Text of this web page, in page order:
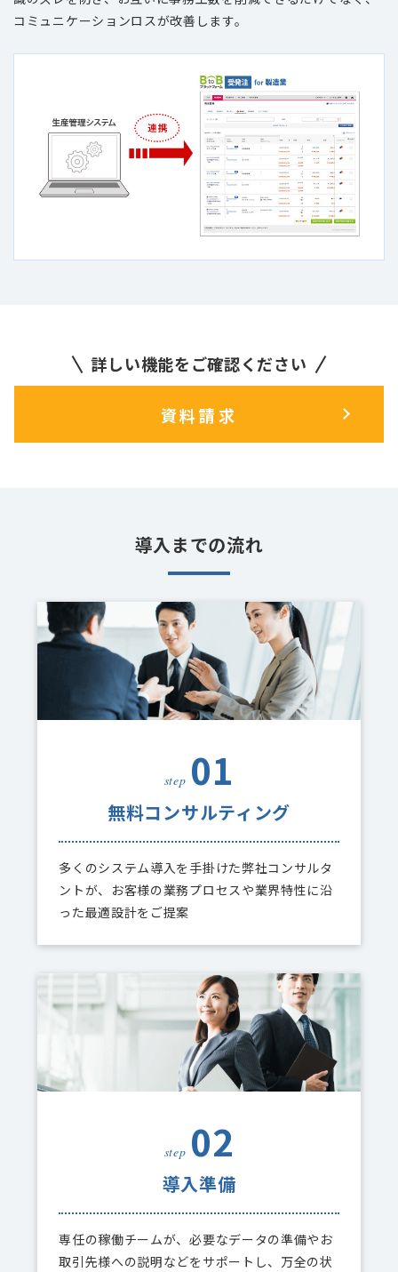
コミュニケーションロスが改善します。
詳しい機能をご確認ください
資料請求
導入までの流れ
step 01
無料コンサルティング
多くのシステム導入を手掛けた弊社コンサルタ
ントが、お客様の業務プロセスや業界特性に沿
った最適設計をご提案
step 02
導入準備
専任の稼働チームが、必要なデータの準備やお
取引先様への説明などをサポートし、万全の状